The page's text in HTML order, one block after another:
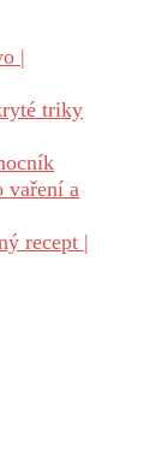
|
triky
vaření a
recept |